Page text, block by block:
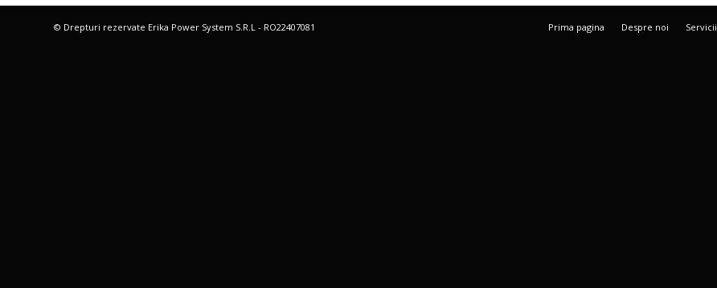
© Drepturi rezervate Erika Power System S.R.L - RO22407081 Prima pagina Despre noi Servicii